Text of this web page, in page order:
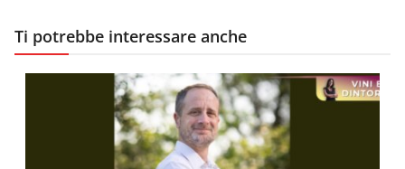
Ti potrebbe interessare anche